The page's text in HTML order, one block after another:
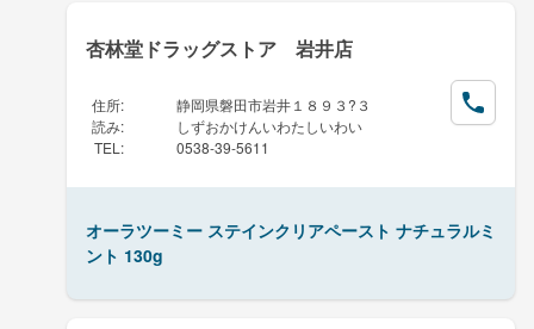
杏林堂ドラッグストア 岩井店
住所:
静岡県磐田市岩井１８９３?３
読み:
しずおかけんいわたしいわい
TEL : 0538-39-5611
オーラツーミー ステインクリアペースト ナチュラルミ
ント 130g